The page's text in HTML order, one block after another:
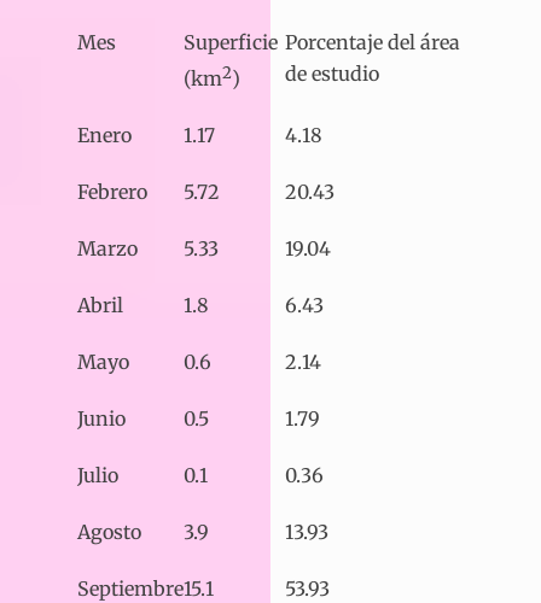
Mes
Superficie
(km2)
Porcentaje del área
de estudio
Enero 1.17 4.18
Febrero 5.72 20.43
Marzo 5.33 19.04
Abril 1.8 6.43
Mayo 0.6 2.14
Junio 0.5 1.79
Julio 0.1 0.36
Agosto 3.9 13.93
Septiembre15.1 53.93